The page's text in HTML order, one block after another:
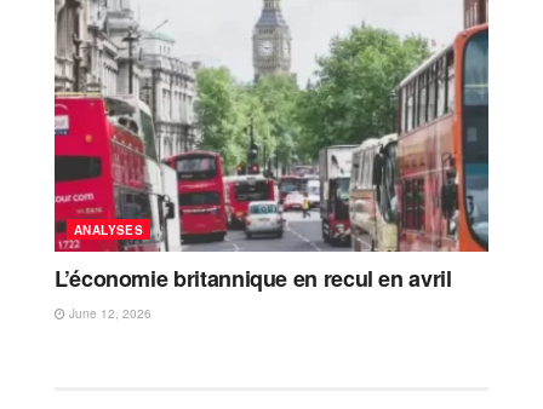
ANALYSES
L’économie britannique en recul en avril
June 12, 2026